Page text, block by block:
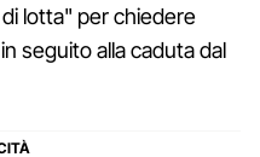
lotta" per chiedere
seguito alla caduta dal